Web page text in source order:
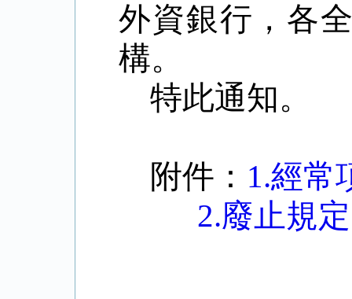
外資銀行，各
構。
特此通知。
附件： 1.經常
2.廢止規